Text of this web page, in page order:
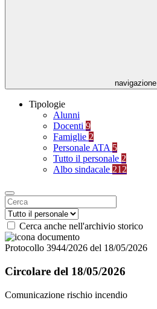
navigazione
Tipologie
Alunni
Docenti 9
Famiglie 2
Personale ATA 5
Tutto il personale 2
Albo sindacale 212
Cerca anche nell'archivio storico
Protocollo 3944/2026 del 18/05/2026
Circolare del 18/05/2026
Comunicazione rischio incendio